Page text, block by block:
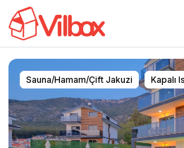
Sauna/Hamam/Çift Jakuzi Kapalı